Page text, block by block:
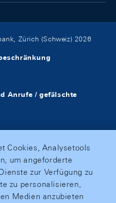
Zürich (Schweiz) 2026
Anrufe / gefälschte
Cookies, Analysetools
um angeforderte
zur Verfügung zu
zu personalisieren,
Medien anzubieten